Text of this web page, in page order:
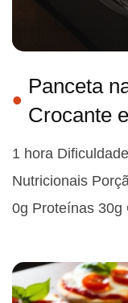
Panceta
Crocante
1 hora
Nutricionais
0g Proteínas